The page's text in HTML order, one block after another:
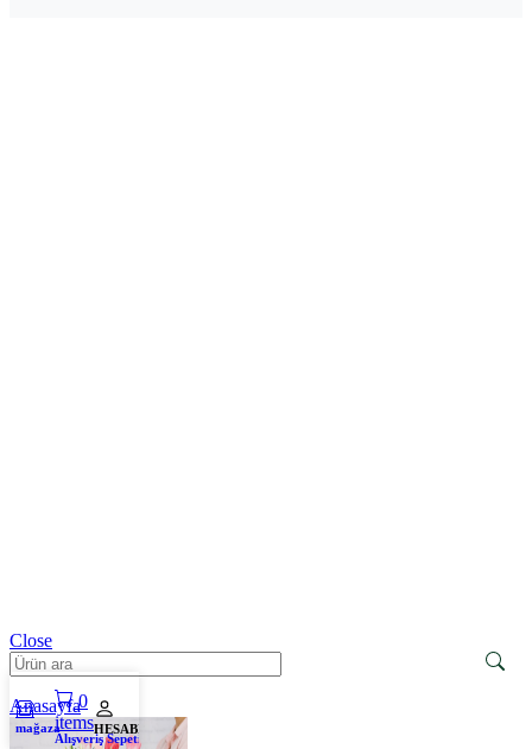
Close
Anasayfa
mağaza
0
items
Alışveriş Sepeti
HESABIM